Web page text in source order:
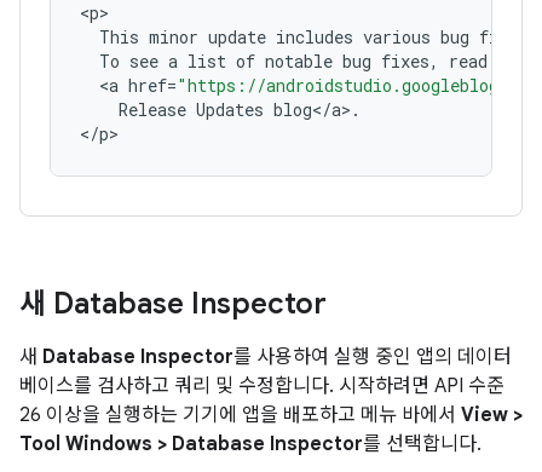
<p
This minor update includes various bug fixes
To see a list of notable bug fixes, read
<a href="https://
Release Updates blog</a> .
</p
새 Database Inspector
새 Database Inspector를 사용하여 실행 중인 앱의 데이터
베이스를 검사하고 쿼리 및 수정합니다. 시작하려면 API 수준
26 이상을 실행하는 기기에 앱을 배포하고 메뉴 바에서 View >
Tool Windows > Database Inspector를 선택합니다.